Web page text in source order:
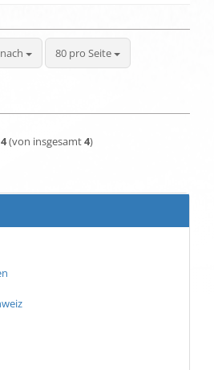
80 pro Seite
pro Seite
4(von insgesamt4)